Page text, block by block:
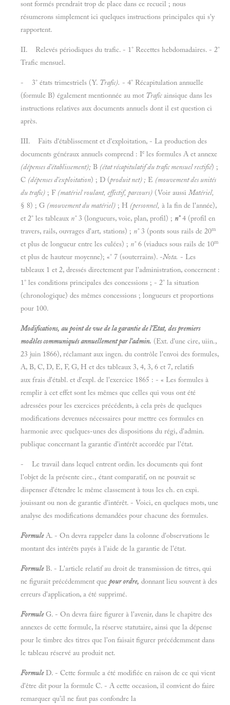
sont formés prendrait trop de place dans ce recueil ; nous
résumerons simplement ici quelques instructions principales qui s'y
rapportent.
II. Relevés périodiques du trafic. - 1° Recettes hebdomadaires. - 2°
Trafic mensuel.
- 3° états trimestriels (Y. Trafic). - 4° Récapitulation annuelle
(formule B) également mentionnée au mot Traficainsique dans les
instructions relatives aux documents annuels dont il est question ci
après.
III. Faits d'établissement et d'exploitation, - La production des
documents généraux annuels comprend : Ie les formules A et annexe
(dépenses d'établissement); B (état récapitulatif du trafic mensuel rectifié) ;
C (dépenses d'exploitation) ; D (produit net) ; E (mouvement des unités
du trafic) ; F (matériel roulant, effectif, parcours) (Voir aussi Matériel,
§ 8) ; G (mouvement du matériel) ; H (personnel, à la fin de l'année),
et 2° les tableaux n°3 (longueurs, voie, plan, profil) ; n°4 (profil en
travers, rails, ouvrages d'art, stations) ; n°3 (ponts sous rails de 20m
et plus de longueur entre les culées) ; n°6 (viaducs sous rails de 10m
et plus de hauteur moyenne); «° 7 (souterrains). -Nota. - Les
tableaux 1 et 2, dressés directement par l'administration, concernent :
1° les conditions principales des concessions ; - 2° la situation
(chronologique) des mêmes concessions ; longueurs et proportions
pour 100.
Modifications, au point de vue de la garantie de l'Etat, des premiers
modèles communiqués annuellement par l'admin. (Ext. d'une cire, uiin.,
23 juin 1866), réclamant aux ingen. du contrôle l'envoi des formules,
A, B, C, D, E, F, G, H et des tableaux 3, 4, 3, 6 et 7, relatifs
aux frais d'établ. et d'expl. de l'exercice 1865 : - « Les formules à
remplir à cet effet sont les mêmes que celles qui vous ont été
adressées pour les exercices précédents, à cela près de quelques
modifications devenues nécessaires pour mettre ces formules en
harmonie avec quelques-unes des dispositions du régi, d'admin.
publique concernant la garantie d'intérêt accordée par l'état.
- Le travail dans lequel entrent ordin. les documents qui font
l'objet de la présente cire., étant comparatif, on ne pouvait se
dispenser d'étendre le même classement à tous les ch. en expi.
jouissant ou non de garantie d'intérêt. - Voici, en quelques mots, une
analyse des modifications demandées pour chacune des formules.
FormuleA. - On devra rappeler dans la colonne d'observations le
montant des intérêts payés à l'aide de la garantie de l'état.
FormuleB. - L'article relatif au droit de transmission de titres, qui
ne figurait précédemment que pour ordre, donnant lieu souvent à des
erreurs d'application, a été supprimé.
FormuleG. - On devra faire figurer à l'avenir, dans le chapitre des
annexes de cette formule, la réserve statutaire, ainsi que la dépense
pour le timbre des titres que l'on faisait figurer précédemment dans
le tableau réservé au produit net.
FormuleD. - Cette formule a été modifiée en raison de ce qui vient
d'être dit pour la formule C. - A cette occasion, il convient do faire
remarquer qu'il ne faut pas confondre la